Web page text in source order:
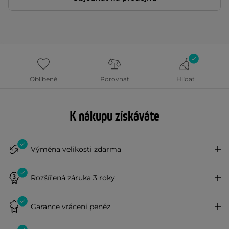
Oblíbené Porovnat Hlídat
K nákupu získáváte
Výměna velikosti zdarma
Rozšířená záruka 3 roky
Garance vrácení peněz